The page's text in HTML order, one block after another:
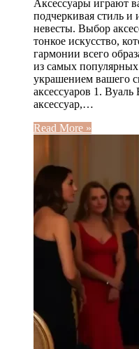
Аксессуары играют
подчеркивая стиль и
невесты. Выбор
тонкое искусство,
гармонии всего
из самых популярных
украшением вашего
аксессуаров 1.
аксессуар,…
Read More »